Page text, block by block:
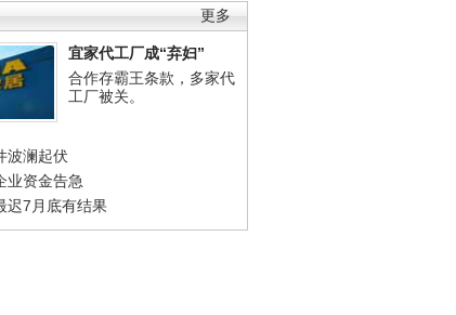
更多
宜家代工厂成“弃妇”
合作存霸王条款，多家代
工厂被关。
波澜起伏
业资金告急
迟7月底有结果